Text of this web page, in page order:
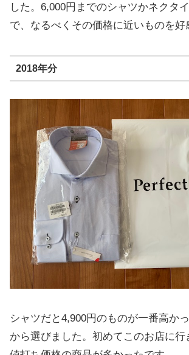
した。6,000円までのシャツかネクタ
で、なるべくその価格に近いものを好
2018年分
シャツだと4,900円のものが一番高か
から選びました。初めてこのお店に行